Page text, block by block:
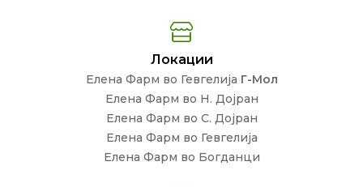
Локации
Елена Фарм во Гевгелија Г-Мол
Елена Фарм во Н. Дојран
Елена Фарм во С. Дојран
Елена Фарм во Гевгелија
Елена Фарм во Богданци